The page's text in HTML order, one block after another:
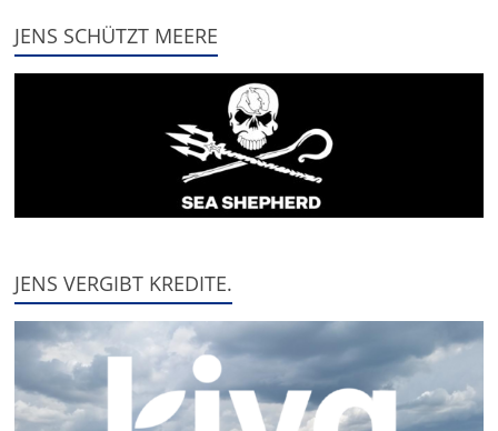
JENS SCHÜTZT MEERE
JENS VERGIBT KREDITE.